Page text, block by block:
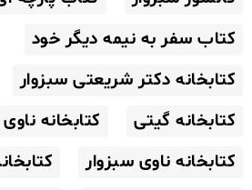
کتاب سفر به نیمه دیگر خود
کتابخانه دکتر شریعتی سبزوار
کتابخانه گیتی
کتابخانه ناوی
کتابخانه ناوی سبزوار